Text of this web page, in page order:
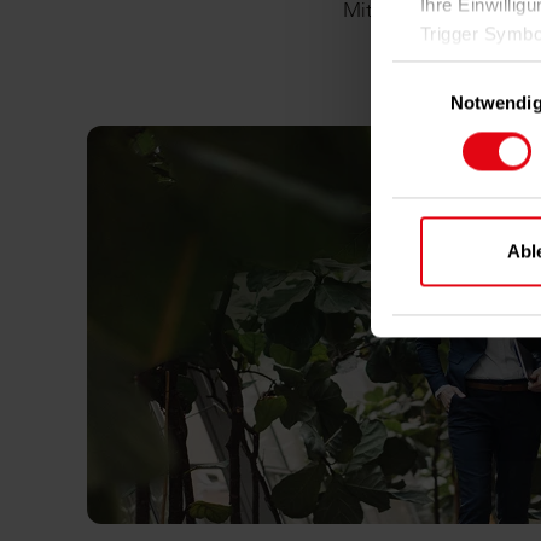
Ihre
Trigger
Wenn Sie es
genau
Erfahren Sie
Damit Sie
Cookies
finden Sie in
Mit den digitalen